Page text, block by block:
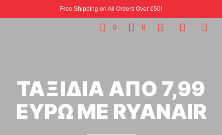
Free Shipping on All Orders Over €50!
0 0
ΤΑΞΙΔΙΑ ΑΠΟ 7,99
ΕΥΡΩ ΜΕ RYANAIR